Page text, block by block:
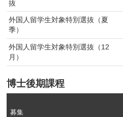
抜
外国人留学生対象特別選抜（夏
季）
外国人留学生対象特別選抜（12
月）
博士後期課程
募集